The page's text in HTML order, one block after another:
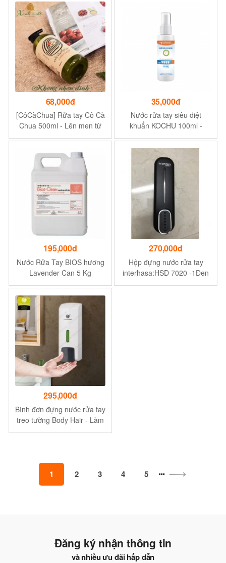
68,000đ
[CôCàChua] Rửa tay Cô Cà
Chua 500ml - Lên men từ
cà chua
35,000đ
Nước rửa tay siêu diệt
khuẩn KOCHU 100ml -
Không gây kích ứng da
195,000đ
Nước Rửa Tay BIOS hương
Lavender Can 5 Kg
270,000đ
Hộp đựng nước rửa tay
interhasa:HSD 7020 -1Đen
- Dung tích 350 ml
295,000đ
Bình đơn đựng nước rửa tay
treo tường Body Hair - Làm
từ nhựa ABS xử lý bóng cao
1 2 3 4 5
Đăng ký nhận thông tin
và nhiều ưu đãi hấp dẫn